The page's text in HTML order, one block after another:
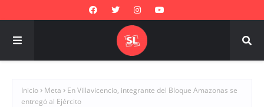
Inicio Meta
En Villavicencio, integrante del Bloque Amazonas se
entregó al Ejército